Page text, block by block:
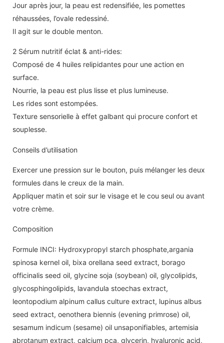
Jour après jour, la peau est redensifiée, les pomettes
réhaussées, l’ovale redessiné.
Il agit sur le double menton.
2 Sérum nutritif éclat & anti-rides:
Composé de 4 huiles relipidantes pour une action en
surface.
Nourrie, la peau est plus lisse et plus lumineuse.
Les rides sont estompées.
Texture sensorielle à effet galbant qui procure confort et
souplesse.
Conseils d’utilisation
Exercer une pression sur le bouton, puis mélanger les deux
formules dans le creux de la main.
Appliquer matin et soir sur le visage et le cou seul ou avant
votre crème.
Composition
Formule INCI: Hydroxypropyl starch phosphate,argania
spinosa kernel oil, bixa orellana seed extract, borago
officinalis seed oil, glycine soja (soybean) oil, glycolipids,
glycosphingolipids, lavandula stoechas extract,
leontopodium alpinum callus culture extract, lupinus albus
seed extract, oenothera biennis (evening primrose) oil,
sesamum indicum (sesame) oil unsaponifiables, artemisia
abrotanum extract, calcium pca, glycerin, hyaluronic acid,